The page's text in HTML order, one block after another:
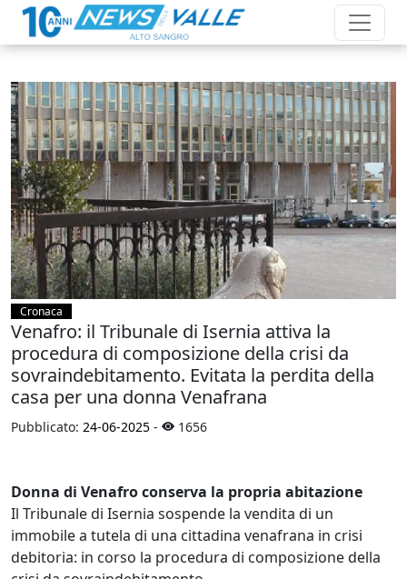
Cronaca
Venafro: il Tribunale di Isernia attiva la
procedura di composizione della crisi da
sovraindebitamento. Evitata la perdita della
casa per una donna Venafrana
Pubblicato: 24-06-2025 - 1656
Donna di Venafro conserva la propria abitazione
Il Tribunale di Isernia sospende la vendita di un
immobile a tutela di una cittadina venafrana in crisi
debitoria: in corso la procedura di composizione della